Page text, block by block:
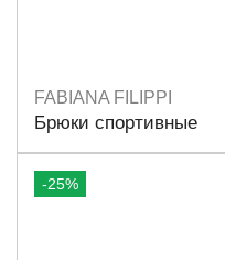
Размеры
FABIANA FILIPPI
Брюки спортивные
-25%